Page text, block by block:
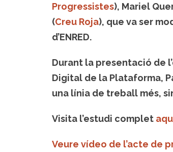
Progressistes), Mariel
(Creu Roja), que va ser
d’ENRED.
Durant la presentació de
Digital de la Plataforma,
una línia de treball més,
Visita l’estudi complet
Veure vídeo de l’acte de